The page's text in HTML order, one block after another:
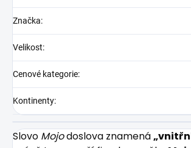
Značka:
Velikost:
Cenové kategorie:
Kontinenty:
Slovo Mojodoslova znamená